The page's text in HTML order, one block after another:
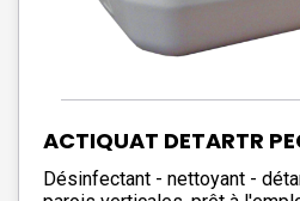
ACTIQUAT DETARTR
Désinfectant - nettoyant -